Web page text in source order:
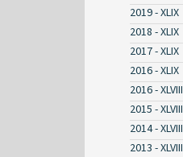
2019 - XLIX
2018 - XLIX
2017 - XLIX
2016 - XLIX
2016 - XLVIII
2015 - XLVIII
2014 - XLVIII
2013 - XLVIII